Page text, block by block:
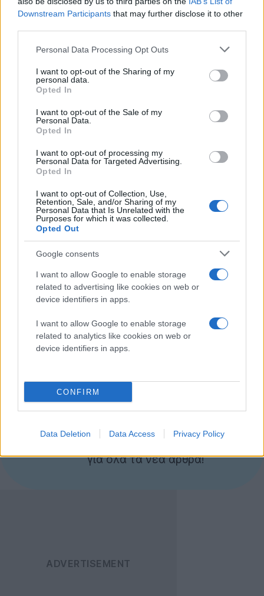
Downstream Participants that may further disclose it to other
Please note that this website/app uses one or more Google
not limited to your visit or usage behaviour. You may click to
grant or deny consent to Google and its third-party tags to
use your data for below specified purposes in below Google
consent section.
Personal Data Processing Opt Outs
I want to opt-out of the Sharing of my
personal data.
Opted In
I want to opt-out of the Sale of my
Personal Data.
Opted In
I want to opt-out of processing my
Personal Data for Targeted Advertising.
Opted In
I want to opt-out of Collection, Use,
Retention, Sale, and/or Sharing of my
Personal Data that Is Unrelated with the
Purposes for which it was collected.
Opted Out
Google consents
I want to allow Google to enable storage
related to advertising like cookies on web or
device identifiers in apps.
I want to allow Google to enable storage
related to analytics like cookies on web or
device identifiers in apps.
CONFIRM
Data Deletion Data Access Privacy Policy
Πλέον, πατώντας το κουμπί "Share" σε οποιοδήποτε
video της υπηρεσίας θα δείτε και την επιλογή "Start a
Google+ Hangout" στα δεξιά, με την οποία μπορείτε να
παρακολουθήσετε το video ταυτόχρονα με τους
Είναι από τις λίγες φορές που η Google
δεν
ανακοινώνει επίσημα τη νέα λειτουργία στο blog της,
αφού η αποκάλυψη έγινε από τον product manager
Brian Glick μέσα από το Google+, γεγονός που μπορεί
να μας δείχνει και τη μελλοντική πολιτική της
εταιρίας για παρουσίαση των προϊόντων-υπηρεσιών
της μέσα από το νεοσύστατο κοινωνικό δίκτυο.
Εάν δεν γνωρίζετε ή θέλετε να ξαναθυμηθείτε τις
βασικές λειτουργίες του Google+, μπορείτε να ρίξετε
Ακολουθήστε το
Techgear.gr στο Google
News για να
για όλα τα νέα άρθρα!